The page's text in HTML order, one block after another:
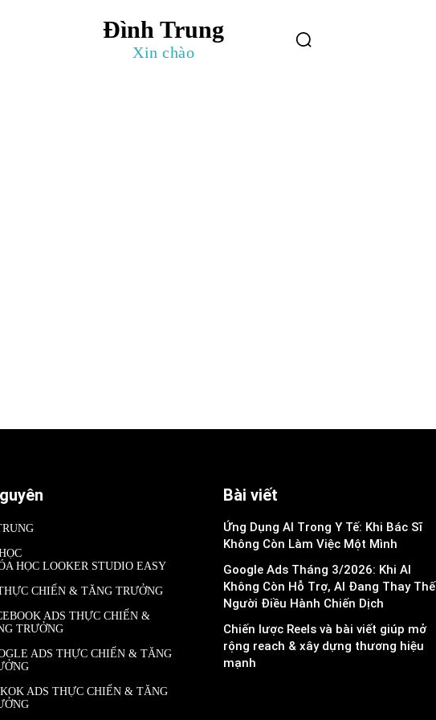
Đình Trung
Xin chào
HỌC LOOKER STUDIO EASY
CHIẾN & TĂNG TRƯỞNG
ADS THỰC CHIẾN &
TRƯỞNG
ADS THỰC CHIẾN & TĂNG
ADS THỰC CHIẾN & TĂNG
Bài viết
Ứng Dụng AI Trong Y Tế: Khi Bác Sĩ
Không Còn Làm Việc Một Mình
Google Ads Tháng 3/2026: Khi AI
Không Còn Hỗ Trợ, AI Đang Thay Thế
Người Điều Hành Chiến Dịch
Chiến lược Reels và bài viết giúp mở
rộng reach & xây dựng thương hiệu
mạnh